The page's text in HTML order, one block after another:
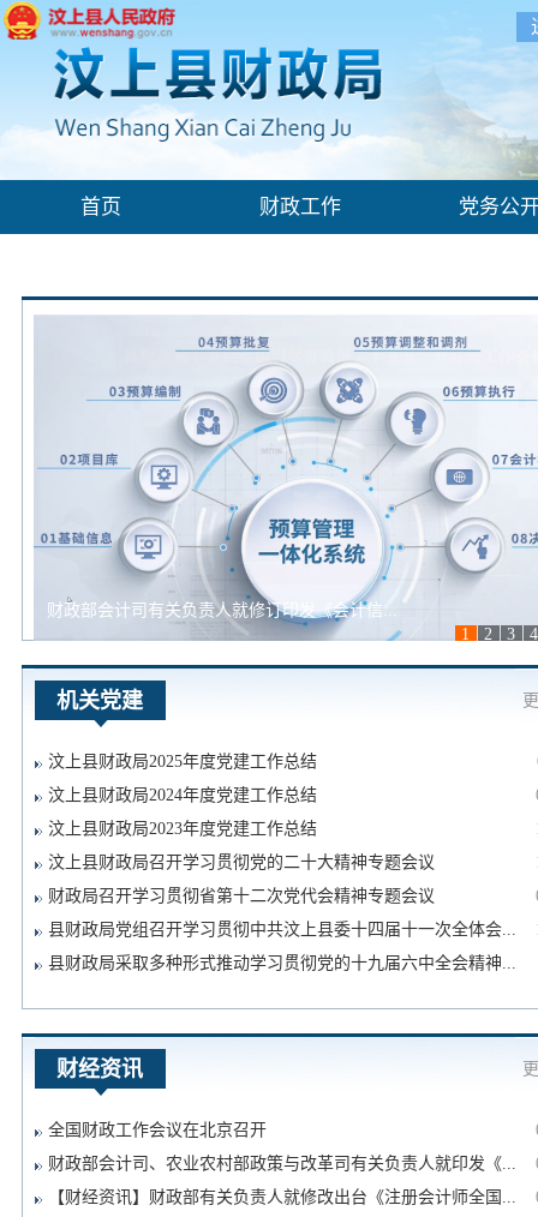
首页 财政工作 党务公
县财政局召开干事创业担当尽责确保"十五五...
县财政局召开2025年重点工作推进会议
县财政局组织召开2025年县级预算编制工...
县财政局举办全县行政事业单位财务人员综合...
财政部会计司有关负责人就修订印发《会计信...
1 2 3 4
机关党建
汶上县财政局2025年度党建工作总结
汶上县财政局2024年度党建工作总结
汶上县财政局2023年度党建工作总结
汶上县财政局召开学习贯彻党的二十大精神专题会议
财政局召开学习贯彻省第十二次党代会精神专题会议
县财政局党组召开学习贯彻中共汶上县委十四届十一次全体会...
县财政局采取多种形式推动学习贯彻党的十九届六中全会精神...
财经资讯
全国财政工作会议在北京召开
财政部会计司、农业农村部政策与改革司有关负责人就印发《...
【财经资讯】财政部有关负责人就修改出台《注册会计师全国...